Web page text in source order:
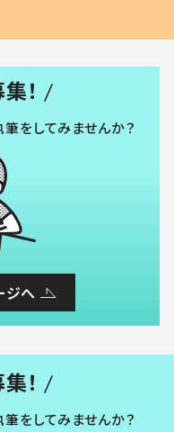
！
をしてみませんか？
ジへ
！
をしてみませんか？